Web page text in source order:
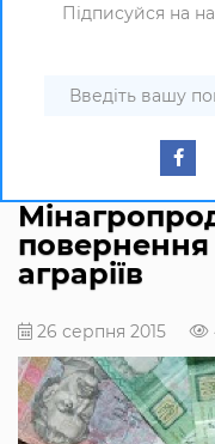
Підписуйся на
аграріїв
26 серпня 2015